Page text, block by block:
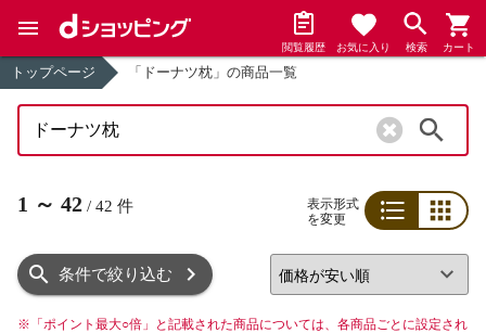
閲覧履歴 お気に入り 検索 カート
トップページ 「ドーナツ枕」の商品一覧
1 ～ 42 / 42 件
表示形式
を変更
条件で絞り込む
※ 「ポイント最大○倍」と記載された商品については、各商品ごとに設定され